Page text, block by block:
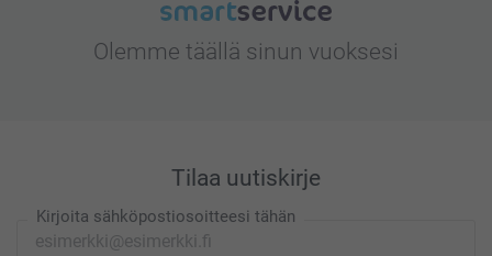
Olemme täällä sinun vuoksesi
Tilaa uutiskirje
Kirjoita sähköpostiosoitteesi tähän